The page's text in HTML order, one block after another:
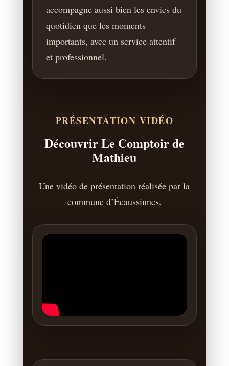
accompagne aussi bien les envies du
quotidien que les moments
importants, avec un service attentif
et professionnel.
PRÉSENTATION VIDÉO
Découvrir Le Comptoir de
Mathieu
Une vidéo de présentation réalisée par la
commune d’Écaussinnes.